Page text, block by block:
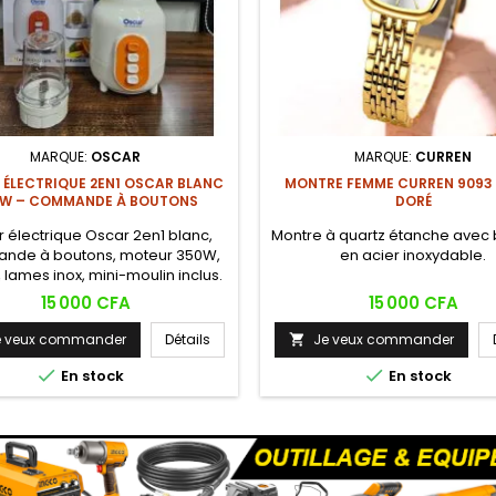
MARQUE: OSCAR
2EN1 OSCAR BLANC
– COMMANDE À BOUTONS
électrique Oscar 2en1 blanc,
à boutons, moteur 350W,
lames inox, mini-moulin inclus.
pour smoothies, jus de fruits,
soupes mixées et épices.
Prix
15 000 CFA
veux commander Détails
 En stock
MARQUE: CURREN
MONTRE FEMME CURREN
DORÉ
Montre à quartz étanche avec
en acier inoxydable.
Prix
15 000 CFA
 Je veux commander
 En stock